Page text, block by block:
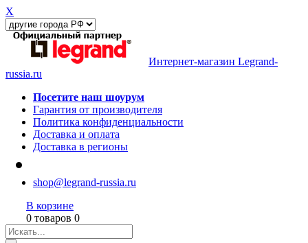
X
Интернет-магазин Legrand-
russia.ru
Посетите наш шоурум
Гарантия от производителя
Политика конфиденциальности
Доставка и оплата
Доставка в регионы
shop@legrand-russia.ru
В корзине
0 товаров 0